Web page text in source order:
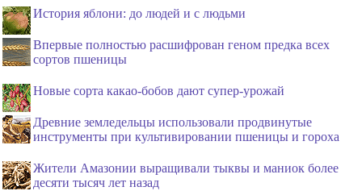
История яблони: до людей и с людьми
Впервые полностью расшифрован геном предка всех
сортов пшеницы
Новые сорта какао-бобов дают супер-урожай
Древние земледельцы использовали продвинутые
инструменты при культивировании пшеницы и гороха
Жители Амазонии выращивали тыквы и маниок более
десяти тысяч лет назад